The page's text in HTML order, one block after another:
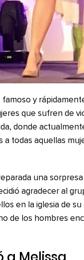
y
que sufren de
donde
a todas aquellas
una
agradecer al
en la iglesia de
de los hombres